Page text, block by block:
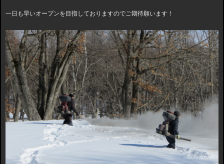
一日も早いオープンを目指しておりますのでご期待願います！